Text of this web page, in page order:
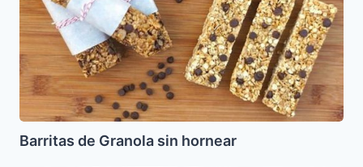
hornear
Barritas de Granola sin hornear